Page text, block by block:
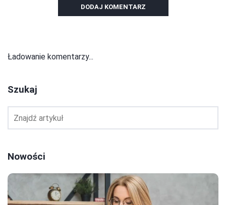
DODAJ KOMENTARZ
Ładowanie komentarzy...
Szukaj
Nowości